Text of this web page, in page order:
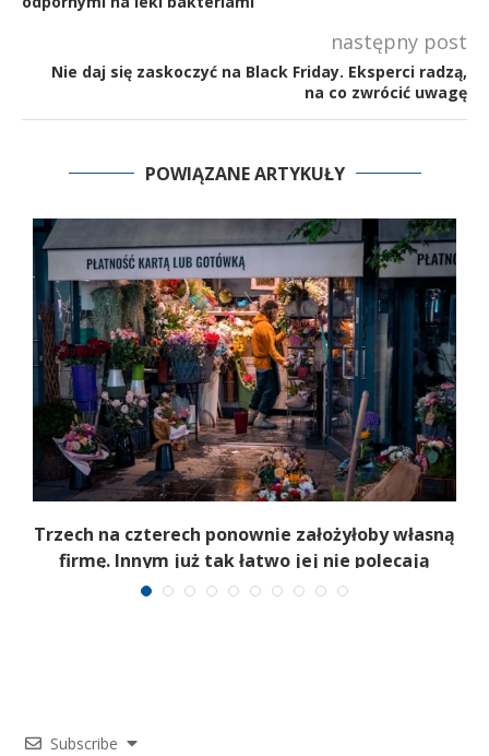
następny post
Nie daj się zaskoczyć na Black Friday. Eksperci radzą,
na co zwrócić uwagę
POWIĄZANE ARTYKUŁY
Trzech na czterech ponownie założyłoby własną
firmę. Innym już tak łatwo jej nie polecają
Subscribe